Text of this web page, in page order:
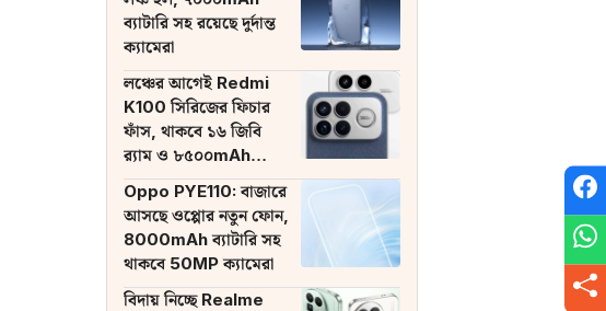
ব্যাটারি সহ রয়েছে দুর্দান্ত
ক্যামেরা
লঞ্চের আগেই Redmi
K100 সিরিজের ফিচার
ফাঁস, থাকবে ১৬ জিবি
র‌্যাম ও ৮৫০০mAh
ব্যাটারি
Oppo PYE110: বাজারে
আসছে ওপ্পোর নতুন ফোন,
8000mAh ব্যাটারি সহ
থাকবে 50MP ক্যামেরা
বিদায় নিচ্ছে Realme